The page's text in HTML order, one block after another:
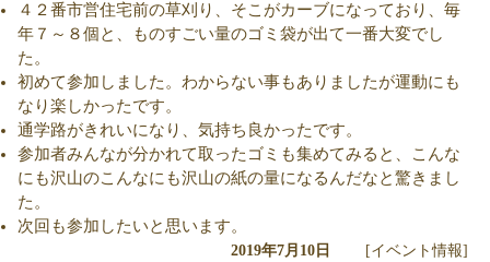
４２番市営住宅前の草刈り、そこがカーブになっており、毎
年７～８個と、ものすごい量のゴミ袋が出て一番大変でし
た。
初めて参加しました。わからない事もありましたが運動にも
なり楽しかったです。
通学路がきれいになり、気持ち良かったです。
参加者みんなが分かれて取ったゴミも集めてみると、こんな
にも沢山のこんなにも沢山の紙の量になるんだなと驚きまし
た。
次回も参加したいと思います。
2019年7月10日
[イベント情報]